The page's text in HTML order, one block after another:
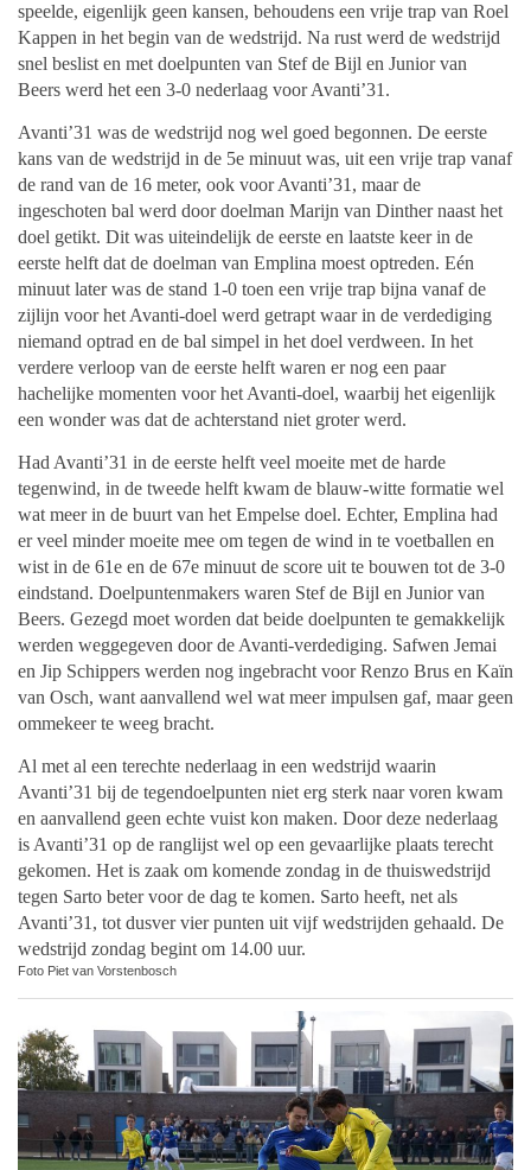
speelde, eigenlijk geen kansen, behoudens een vrije trap van Roel
Kappen in het begin van de wedstrijd. Na rust werd de wedstrijd
snel beslist en met doelpunten van Stef de Bijl en Junior van
Beers werd het een 3-0 nederlaag voor Avanti’31.
Avanti’31 was de wedstrijd nog wel goed begonnen. De eerste
kans van de wedstrijd in de 5e minuut was, uit een vrije trap vanaf
de rand van de 16 meter, ook voor Avanti’31, maar de
ingeschoten bal werd door doelman Marijn van Dinther naast het
doel getikt. Dit was uiteindelijk de eerste en laatste keer in de
eerste helft dat de doelman van Emplina moest optreden. Eén
minuut later was de stand 1-0 toen een vrije trap bijna vanaf de
zijlijn voor het Avanti-doel werd getrapt waar in de verdediging
niemand optrad en de bal simpel in het doel verdween. In het
verdere verloop van de eerste helft waren er nog een paar
hachelijke momenten voor het Avanti-doel, waarbij het eigenlijk
een wonder was dat de achterstand niet groter werd.
Had Avanti’31 in de eerste helft veel moeite met de harde
tegenwind, in de tweede helft kwam de blauw-witte formatie wel
wat meer in de buurt van het Empelse doel. Echter, Emplina had
er veel minder moeite mee om tegen de wind in te voetballen en
wist in de 61e en de 67e minuut de score uit te bouwen tot de 3-0
eindstand. Doelpuntenmakers waren Stef de Bijl en Junior van
Beers. Gezegd moet worden dat beide doelpunten te gemakkelijk
werden weggegeven door de Avanti-verdediging. Safwen Jemai
en Jip Schippers werden nog ingebracht voor Renzo Brus en Kaïn
van Osch, want aanvallend wel wat meer impulsen gaf, maar geen
ommekeer te weeg bracht.
Al met al een terechte nederlaag in een wedstrijd waarin
Avanti’31 bij de tegendoelpunten niet erg sterk naar voren kwam
en aanvallend geen echte vuist kon maken. Door deze nederlaag
is Avanti’31 op de ranglijst wel op een gevaarlijke plaats terecht
gekomen. Het is zaak om komende zondag in de thuiswedstrijd
tegen Sarto beter voor de dag te komen. Sarto heeft, net als
Avanti’31, tot dusver vier punten uit vijf wedstrijden gehaald. De
wedstrijd zondag begint om 14.00 uur.
Foto Piet van Vorstenbosch